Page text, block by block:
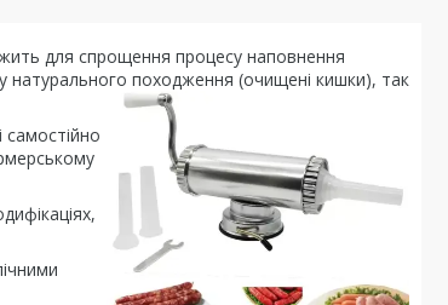
для спрощення процесу наповнення
походження (очищені кишки), так